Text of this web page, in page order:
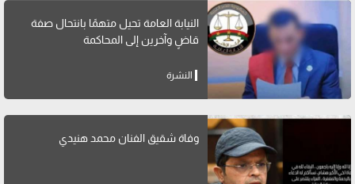
النيابة العامة تحيل متهمًا بانتحال صفة
قاضٍ وآخرين إلى المحاكمة
النشرة
وفاة شقيق الفنان محمد هنيدي